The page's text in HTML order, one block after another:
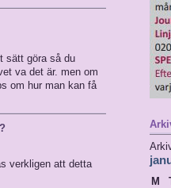
sätt göra så du
va det är. men om
om hur man kan få
verkligen att detta
M